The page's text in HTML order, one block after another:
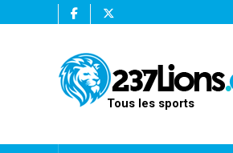
Tous les sports